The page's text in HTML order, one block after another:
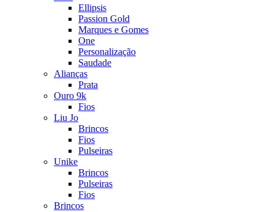
Ellipsis
Passion Gold
Marques e Gomes
One
Personalização
Saudade
Alianças
Prata
Ouro 9k
Fios
Liu Jo
Brincos
Fios
Pulseiras
Unike
Brincos
Pulseiras
Fios
Brincos